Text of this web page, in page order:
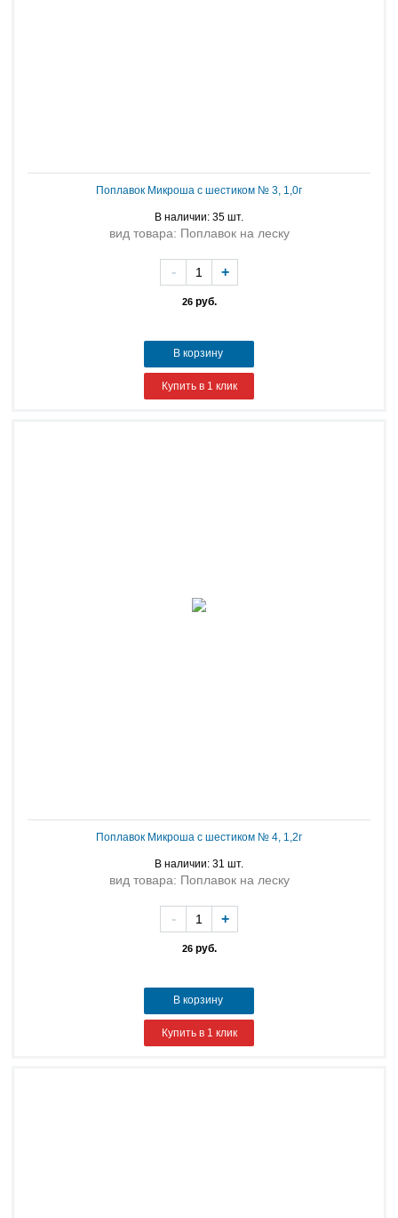
Поплавок Микроша с шестиком № 3, 1,0г
В наличии: 35 шт.
вид товара: Поплавок на леску
26руб.
- +
В корзину
Купить в 1 клик
Поплавок Микроша с шестиком № 4, 1,2г
В наличии: 31 шт.
вид товара: Поплавок на леску
26руб.
- +
В корзину
Купить в 1 клик